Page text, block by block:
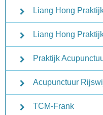
Liang Hong
Liang Hong
Praktijk
Acupunctuur
TCM-Frank